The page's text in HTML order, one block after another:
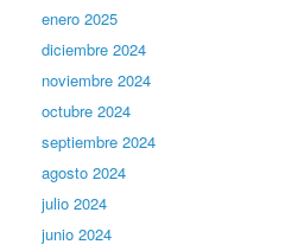
enero 2025
diciembre 2024
noviembre 2024
octubre 2024
septiembre 2024
agosto 2024
julio 2024
junio 2024